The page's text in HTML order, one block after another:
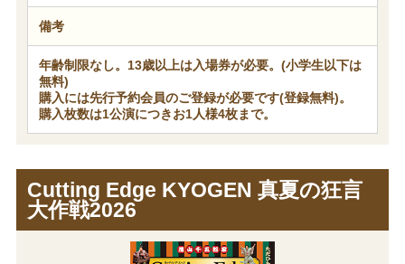
備考
年齢制限なし。13歳以上は入場券が必要。(小学生以下は
無料)
購入には先行予約会員のご登録が必要です(登録無料)。
購入枚数は1公演につきお1人様4枚まで。
Cutting Edge KYOGEN 真夏の狂言
大作戦2026